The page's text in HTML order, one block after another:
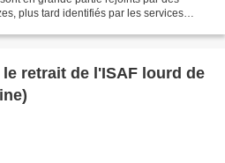
plus tard identifiés par les services
retrait de l'ISAF lourd de